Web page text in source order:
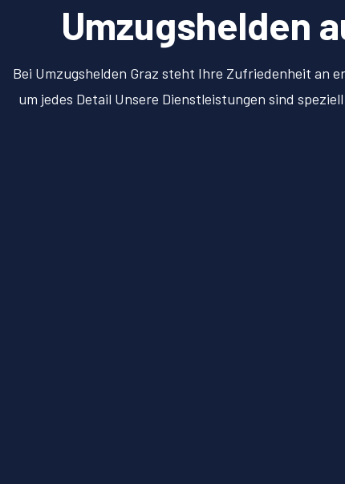
Umzugshelden
Bei Umzugshelden Graz steht Ihre Zufriedenheit an
um jedes Detail Unsere Dienstleistungen sind